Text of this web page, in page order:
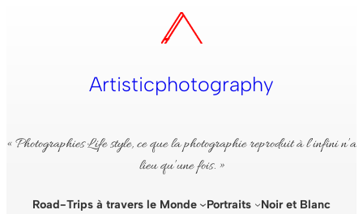
Artisticphotography
« Photographies Life style, ce que la photographie reproduit à l’infini n’a
lieu qu’une fois. »
Road-Trips à travers le Monde Portraits Noir et Blanc